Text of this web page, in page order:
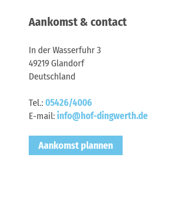
Aankomst & contact
In der Wasserfuhr 3
49219 Glandorf
Deutschland
Tel.: 05426/4006
E-mail: info@hof-dingwerth.de
Aankomst plannen